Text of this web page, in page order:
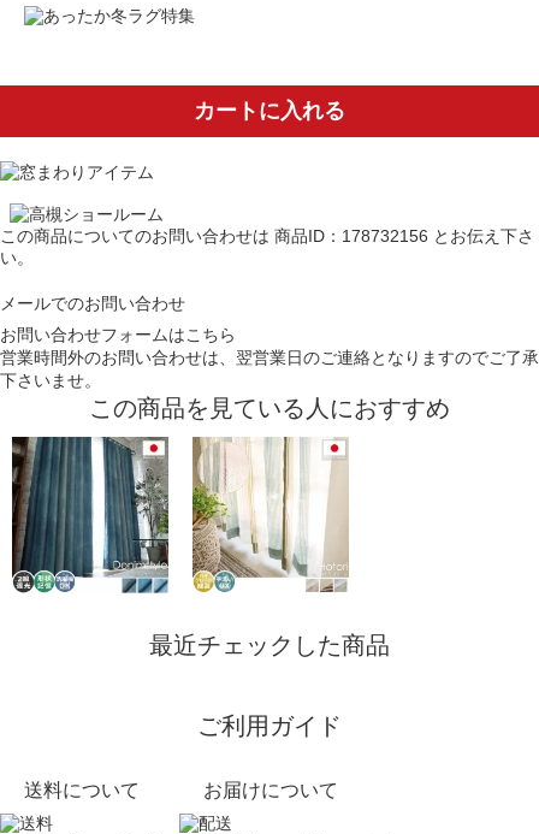
カートに入れる
この商品についてのお問い合わせは 商品ID：178732156 とお伝え下さ
い。
メールでのお問い合わせ
お問い合わせフォームはこちら
営業時間外のお問い合わせは、翌営業日のご連絡となりますのでご了承
下さいませ。
この商品を見ている人におすすめ
最近チェックした商品
ご利用ガイド
送料について お届けについて